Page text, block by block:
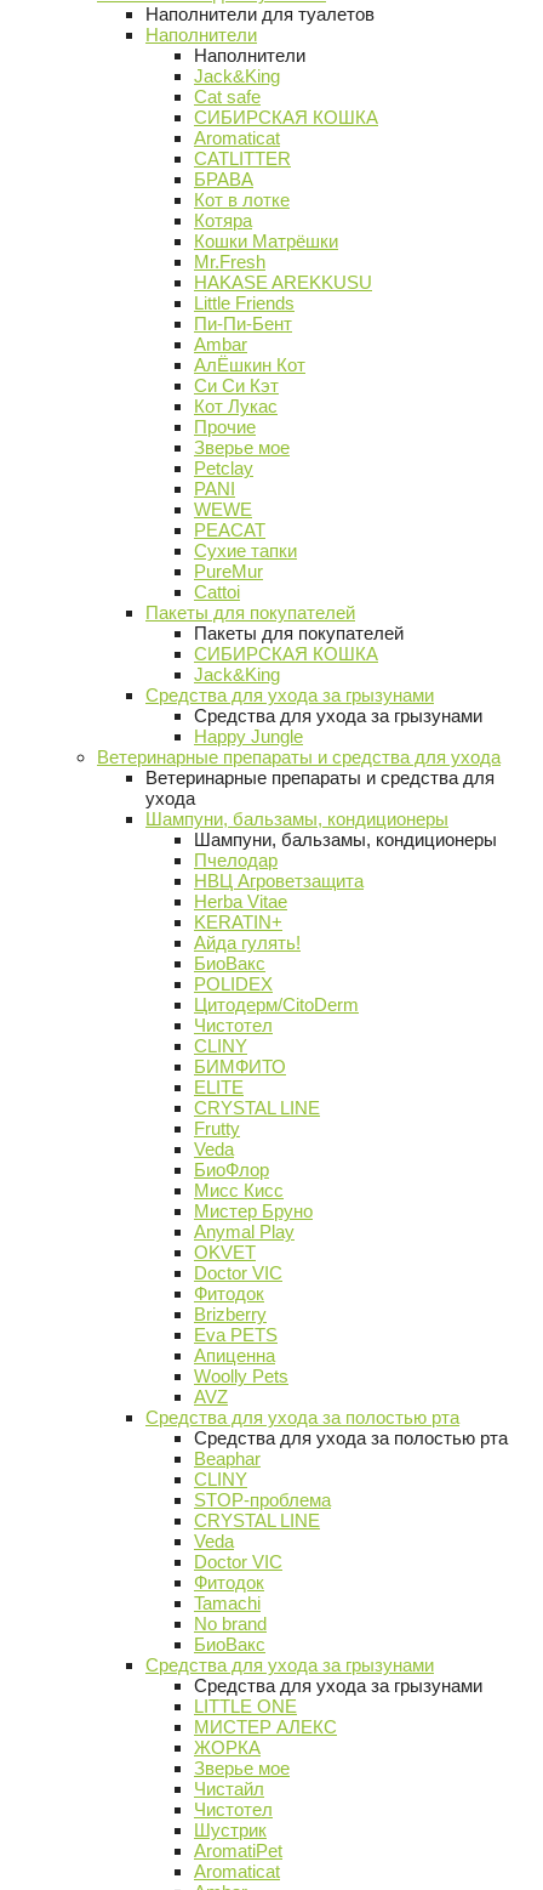
Наполнители для туалетов
Наполнители
Наполнители
Jack&King
Cat safe
СИБИРСКАЯ КОШКА
Aromaticat
CATLITTER
БРАВА
Кот в лотке
Котяра
Кошки Матрёшки
Mr.Fresh
HAKASE AREKKUSU
Little Friends
Пи-Пи-Бент
Ambar
АлЁшкин Кот
Си Си Кэт
Кот Лукас
Прочие
Зверье мое
Petclay
PANI
WEWE
PEACAT
Сухие тапки
PureMur
Cattoi
Пакеты для покупателей
Пакеты для покупателей
СИБИРСКАЯ КОШКА
Jack&King
Средства для ухода за грызунами
Средства для ухода за грызунами
Happy Jungle
Ветеринарные препараты и средства для ухода
Ветеринарные препараты и средства для
ухода
Шампуни, бальзамы, кондиционеры
Шампуни, бальзамы, кондиционеры
Пчелодар
НВЦ Агроветзащита
Herba Vitae
KERATIN+
Айда гулять!
БиоВакс
POLIDEX
Цитодерм/CitoDerm
Чистотел
CLINY
БИМФИТО
ELITE
CRYSTAL LINE
Frutty
Veda
БиоФлор
Мисс Кисс
Мистер Бруно
Anymal Play
OKVET
Doctor VIC
Фитодок
Brizberry
Eva PETS
Апиценна
Woolly Pets
AVZ
Средства для ухода за полостью рта
Средства для ухода за полостью рта
Beaphar
CLINY
STOP-проблема
CRYSTAL LINE
Veda
Doctor VIC
Фитодок
Tamachi
No brand
БиоВакс
Средства для ухода за грызунами
Средства для ухода за грызунами
LITTLE ONE
МИСТЕР АЛЕКС
ЖОРКА
Зверье мое
Чистайл
Чистотел
Шустрик
AromatiPet
Aromaticat